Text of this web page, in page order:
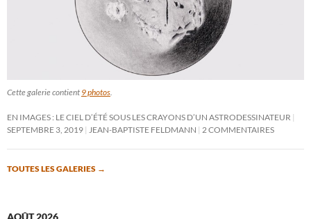
Cette galerie contient 9 photos.
EN IMAGES : LE CIEL D’ÉTÉ SOUS LES CRAYONS D’UN ASTRODESSINATEUR
SEPTEMBRE 3, 2019 JEAN-BAPTISTE FELDMANN 2 COMMENTAIRES
TOUTES LES GALERIES →